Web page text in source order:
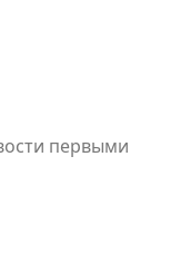
первыми